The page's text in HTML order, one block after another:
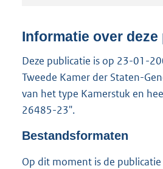
s
r
o
:
Informatie over
Deze publicatie is op 23-01-
Tweede Kamer der Staten-
van het type Kamerstuk en
26485-23".
Bestandsformaten
Op dit moment is de